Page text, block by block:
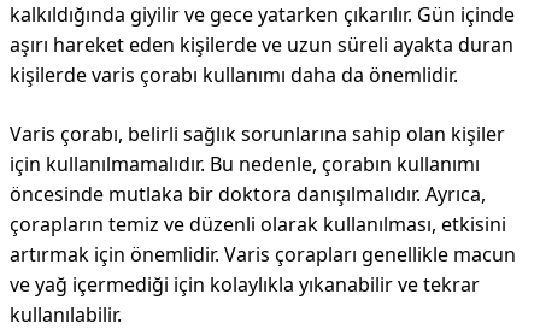
kalkıldığında giyilir ve gece yatarken çıkarılır. Gün içinde
aşırı hareket eden kişilerde ve uzun süreli ayakta duran
kişilerde varis çorabı kullanımı daha da önemlidir.
Varis çorabı, belirli sağlık sorunlarına sahip olan kişiler
için kullanılmamalıdır. Bu nedenle, çorabın kullanımı
öncesinde mutlaka bir doktora danışılmalıdır. Ayrıca,
çorapların temiz ve düzenli olarak kullanılması, etkisini
artırmak için önemlidir. Varis çorapları genellikle macun
ve yağ içermediği için kolaylıkla yıkanabilir ve tekrar
kullanılabilir.